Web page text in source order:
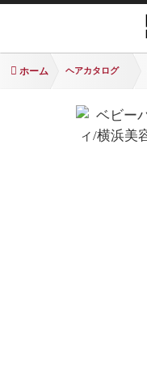
ホーム ヘアカタログ